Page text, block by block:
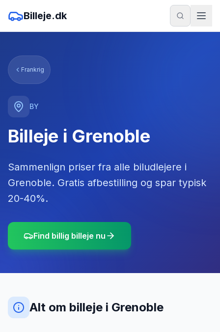
Billeje.dk
Frankrig
BY
Billeje i Grenoble
Sammenlign priser fra alle biludlejere i
Grenoble. Gratis afbestilling og spar typisk
20-40%.
Find billig billeje nu
Alt om billeje i Grenoble